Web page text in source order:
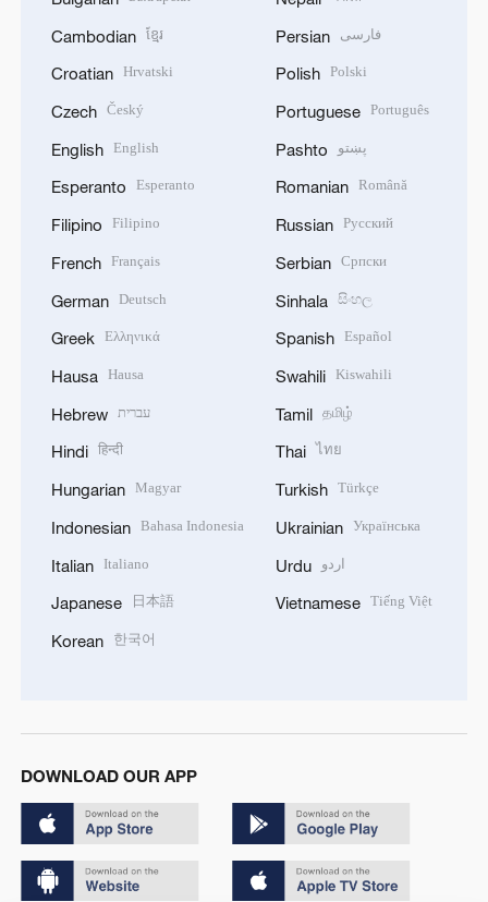
Cambodian ខ្មែរ
Croatian Hrvatski
Czech Český
English English
Esperanto Esperanto
Filipino Filipino
French Français
German Deutsch
Greek Ελληνικά
Hausa Hausa
Hebrew עברית
Hindi हिन्दी
Hungarian Magyar
Indonesian Bahasa Indonesia
Italian Italiano
Japanese 日本語
Korean 한국어
Persian فارسی
Polish Polski
Portuguese Português
Pashto پښتو
Romanian Română
Russian Русский
Serbian Српски
Sinhala සිංහල
Spanish Español
Swahili Kiswahili
Tamil தமிழ்
Thai ไทย
Turkish Türkçe
Ukrainian Українська
Urdu اردو
Vietnamese Tiếng Việt
DOWNLOAD OUR APP